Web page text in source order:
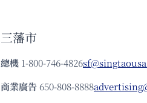
三藩市
總機 1-800-746-4826
商業廣告 650-808-8888